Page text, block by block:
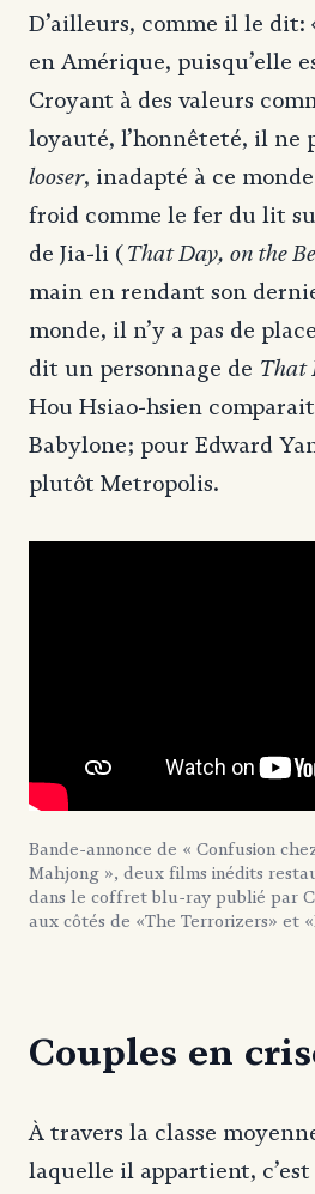
D’ailleurs, comme il le dit:
en Amérique, puisqu’elle
Croyant à des valeurs
loyauté, l’honnêteté, il ne
looser, inadapté à ce
froid comme le fer du lit
de Jia-li (That Day, on the
main en rendant son
monde, il n’y a pas de
dit un personnage de That
Hou Hsiao-hsien
Babylone; pour Edward
plutôt Metropolis.
Bande-annonce de « Confusion
Mahjong », deux films inédits
dans le coffret blu-ray publié par
aux côtés de «The Terrorizers» et
Couples en
À travers la classe
laquelle il appartient,